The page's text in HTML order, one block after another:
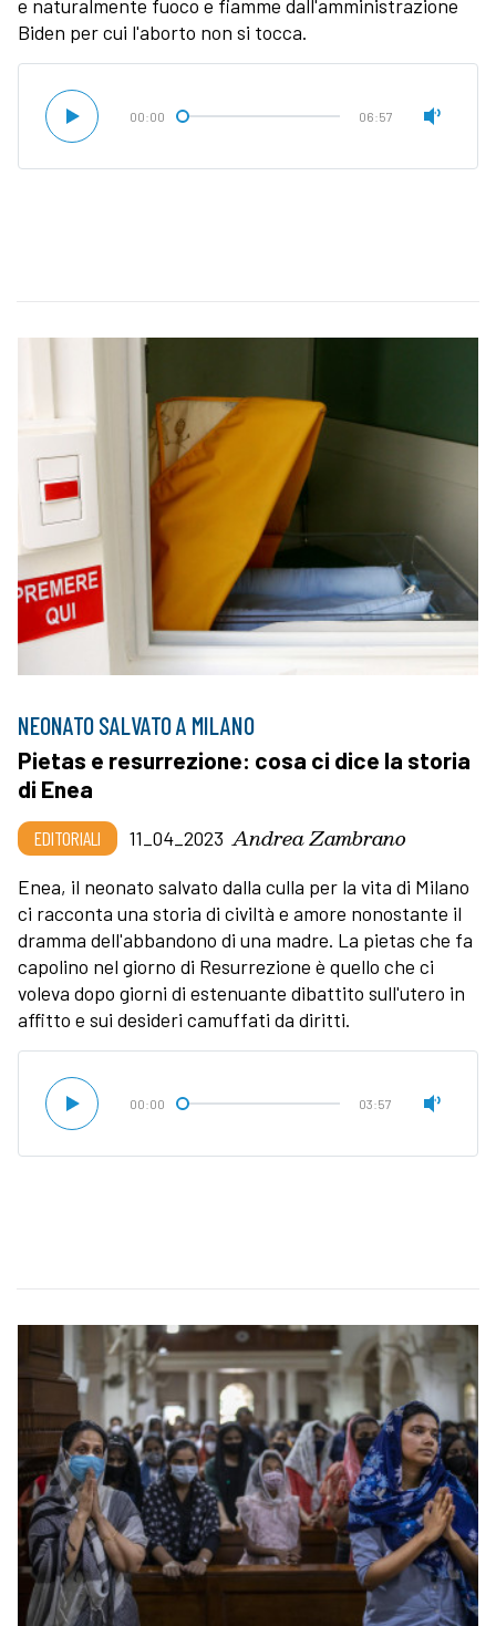
e naturalmente fuoco e fiamme dall'amministrazione
Biden per cui l'aborto non si tocca.
00:00 06:57
NEONATO SALVATO A MILANO
Pietas e resurrezione: cosa ci dice la storia
di Enea
EDITORIALI 11_04_2023 Andrea Zambrano
Enea, il neonato salvato dalla culla per la vita di Milano
ci racconta una storia di civiltà e amore nonostante il
dramma dell'abbandono di una madre. La pietas che fa
capolino nel giorno di Resurrezione è quello che ci
voleva dopo giorni di estenuante dibattito sull'utero in
affitto e sui desideri camuffati da diritti.
00:00 03:57